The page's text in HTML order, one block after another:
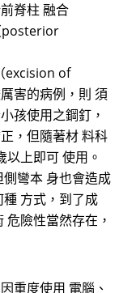
脊柱 融合
posterior
excision of
害的病例，則 須
孩使用之鋼釘，
，但隨著材 料科
上即可 使用。
彎本 身也會造成
方式，到了成
險性當然存在，
重度使用 電腦、